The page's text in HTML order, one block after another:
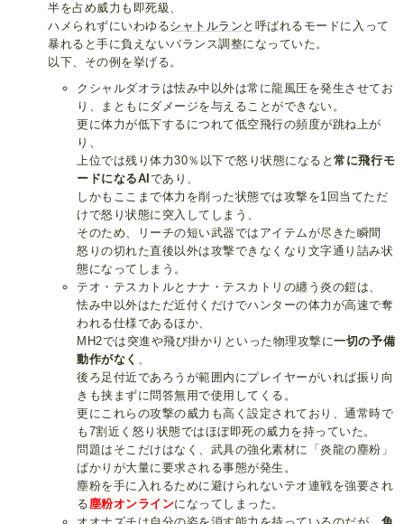
半を占め威力も即死級、
ハメられずにいわゆるシャトルラン と呼ばれるモードに入って
暴れると手に負えないバランス調整になっていた。
以下、その例を挙げる。
クシャルダオラは怯み中以外は常に龍風圧を発生させてお
り、まともにダメージを与えることができない。
更に体力が低下するにつれて低空飛行の頻度が跳ね上が
り、
上位では残り体力30％以下で怒り状態になると常に飛行モ
ードになるAI であり、
しかもここまで体力を削った状態では攻撃を1回当てただ
けで怒り状態に突入してしまう、
そのため、リーチの短い武器ではアイテムが尽きた瞬間
怒りの切れた直後以外は攻撃できなくなり文字通り詰み状
態になってしまう。
テオ・テスカトルとナナ・テスカトリの纏う炎の鎧は、
怯み中以外はただ近付くだけでハンターの体力が高速で奪
われる仕様であるほか、
MH2では突進や飛び掛かりといった物理攻撃に一切の予備
動作がなく 、
後ろ足付近であろうが範囲内にプレイヤーがいれば振り向
きも挟まずに問答無用で使用してくる。
更にこれらの攻撃の威力も高く設定されており、通常時で
も7割近く怒り状態ではほぼ即死の威力を持っていた。
問題はそこだけはなく、武具の強化素材に「炎龍の塵粉」
ばかりが大量に要求される事態が発生。
塵粉を手に入れるために避けられないテオ連戦を強要され
る塵粉オンラインになってしまった。